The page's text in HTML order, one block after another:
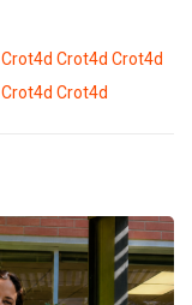
Crot4d Crot4d Crot4d
Crot4d Crot4d